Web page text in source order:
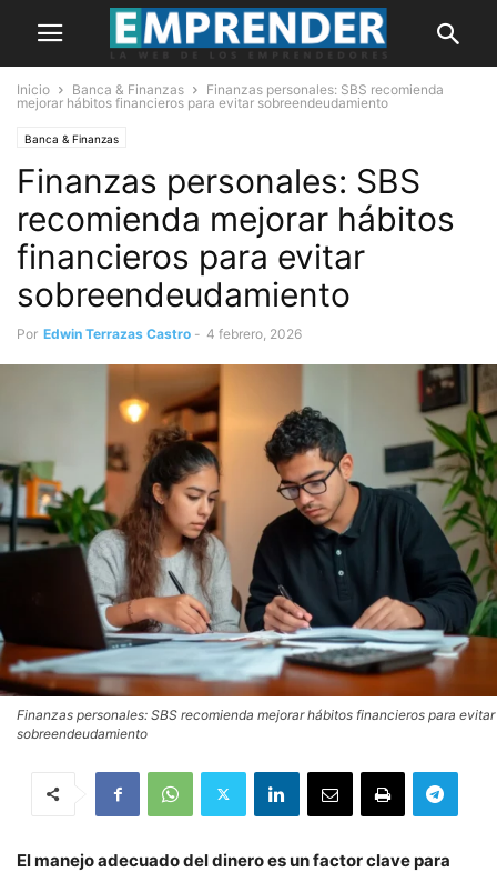
Inicio Banca & Finanzas
Finanzas personales: SBS recomienda
mejorar hábitos financieros para evitar sobreendeudamiento
Banca & Finanzas
Finanzas personales: SBS
recomienda mejorar hábitos
financieros para evitar
sobreendeudamiento
Por Edwin Terrazas Castro - 4 febrero, 2026
Finanzas personales: SBS recomienda mejorar hábitos financieros para evitar
sobreendeudamiento
El manejo adecuado del dinero es un factor clave para